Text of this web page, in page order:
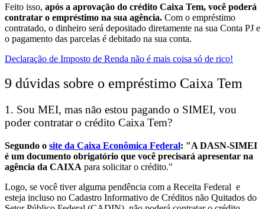
Feito isso, após a aprovação do crédito Caixa Tem, você poderá
contratar o empréstimo na sua agência. Com o empréstimo
contratado, o dinheiro será depositado diretamente na sua Conta PJ e
o pagamento das parcelas é debitado na sua conta.
Declaração de Imposto de Renda não é mais coisa só de rico!
9 dúvidas sobre o empréstimo Caixa Tem
1. ​Sou MEI, mas não estou pagando o SIMEI, vou
poder contratar o crédito Caixa Tem?
Segundo o site da Caixa Econômica Federal: "A DASN-SIMEI
é um documento obrigatório que você precisará apresentar na
agência da CAIXA para solicitar o crédito."
Logo, se você tiver alguma pendência com a Receita Federal e
esteja incluso no Cadastro Informativo de Créditos não Quitados do